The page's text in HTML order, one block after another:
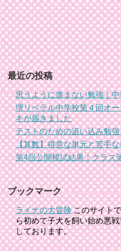
最近の投稿
思うように進まない勉強｜
堺リベラル中学校第４回オ
キが届きました
テストのための追い込み勉
【算数】得意な単元と苦手
第4回公開模試結果｜クラス
ブックマーク
ライナの大冒険このサイト
ら初めて子犬を飼い始め悪
しております。